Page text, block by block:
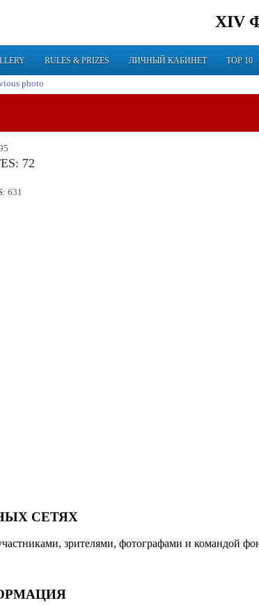
XIV
RULES & PRIZES ЛИЧНЫЙ КАБИНЕТ TOP 10
72
631
СЕТЯХ
зрителями, фотографами и командой